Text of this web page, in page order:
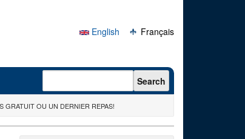
English
Français
Search form Search
GRATUIT OU UN DERNIER REPAS!